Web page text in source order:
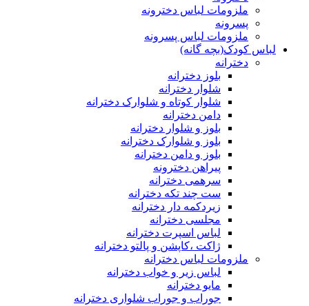
ملزومات لباس دخترونه
پسرونه
ملزومات لباس پسرونه
لباس کودک(بچه گانه)
دخترانه
بلوز دخترانه
شلوار دخترانه
شلوار کوتاه و شلوارک دخترانه
دامن دخترانه
بلوز و شلوار دخترانه
بلوز و شلوارک دخترانه
بلوز و دامن دخترانه
پیراهن دخترونه
سرهمی دخترانه
ست چند تکه دخترانه
زیردکمه دار دخترانه
مجلسی دخترانه
لباس اسپرت دخترانه
ژاکت ،کاپشن و پالتو دخترانه
ملزومات لباس دخترانه
لباس زیر و خواب دخترانه
مایو دخترانه
جوراب و جوراب شلواری دخترانه